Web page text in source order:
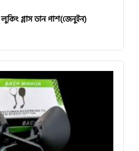
গ্লাস ডান পাশ(জেনুইন)